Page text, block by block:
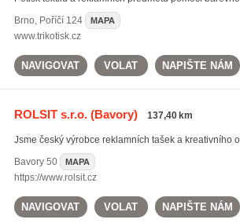
Brno, Poříčí 124 MAPA
www.trikotisk.cz
NAVIGOVAT VOLAT NAPIŠTE NÁM
ROLSIT s.r.o.(Bavory) 137,40 km
Jsme český výrobce reklamních tašek a kreativního
Bavory50 MAPA
https://www.rolsit.cz
NAVIGOVAT VOLAT NAPIŠTE NÁM